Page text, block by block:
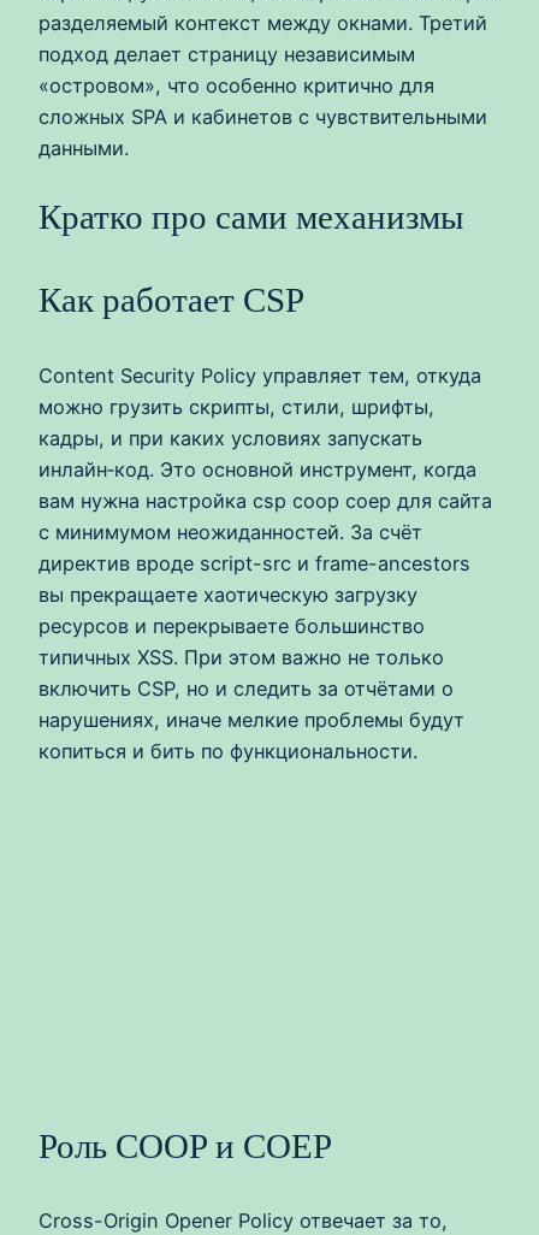
разделяемый контекст между окнами. Третий
подход делает страницу независимым
«островом», что особенно критично для
сложных SPA и кабинетов с чувствительными
данными.
Кратко про сами механизмы
Как работает CSP
Content Security Policy управляет тем, откуда
можно грузить скрипты, стили, шрифты,
кадры, и при каких условиях запускать
инлайн‑код. Это основной инструмент, когда
вам нужна настройка csp coop coep для сайта
с минимумом неожиданностей. За счёт
директив вроде script-src и frame-ancestors
вы прекращаете хаотическую загрузку
ресурсов и перекрываете большинство
типичных XSS. При этом важно не только
включить CSP, но и следить за отчётами о
нарушениях, иначе мелкие проблемы будут
копиться и бить по функциональности.
Роль COOP и COEP
Cross-Origin Opener Policy отвечает за то,